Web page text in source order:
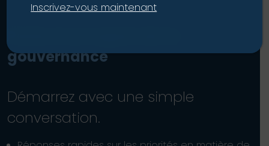
gouvernance
Démarrez avec une simple
conversation.
Inscrivez-vous maintenant